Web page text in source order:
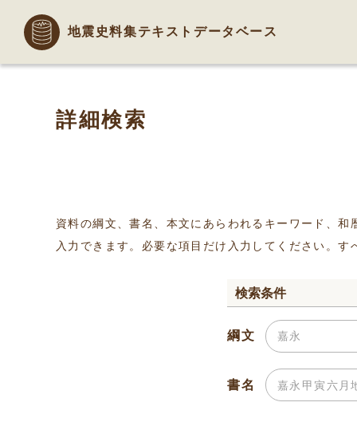
地震史料集テキストデータベース
詳細検索
資料の綱文、書名、本文にあらわれるキーワード、
入力できます。必要な項目だけ入力してください。
検索条件
綱文
書名